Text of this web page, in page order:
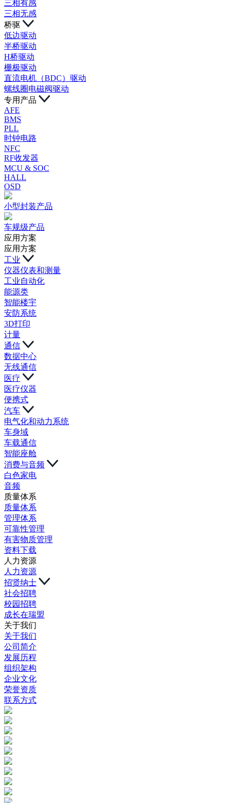
三相有感
三相无感
桥驱
低边驱动
半桥驱动
H桥驱动
栅极驱动
直流电机（BDC）驱动
螺线圈电磁阀驱动
专用产品
AFE
BMS
PLL
时钟电路
NFC
RF收发器
MCU & SOC
HALL
OSD
小型封装产品
车规级产品
应用方案
应用方案
工业
仪器仪表和测量
工业自动化
能源类
智能楼宇
安防系统
3D打印
计量
通信
数据中心
无线通信
医疗
医疗仪器
便携式
汽车
电气化和动力系统
车身域
车载通信
智能座舱
消费与音频
白色家电
音频
质量体系
质量体系
管理体系
可靠性管理
有害物质管理
资料下载
人力资源
人力资源
招贤纳士
社会招聘
校园招聘
成长在瑞盟
关于我们
关于我们
公司简介
发展历程
组织架构
企业文化
荣誉资质
联系方式